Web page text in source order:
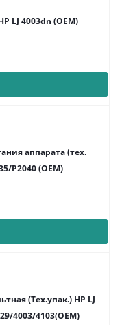
LJ 4003dn (OEM)
аппарата (тех.
P2040 (OEM)
(Тех.упак.) HP LJ
4003/4103(OEM)